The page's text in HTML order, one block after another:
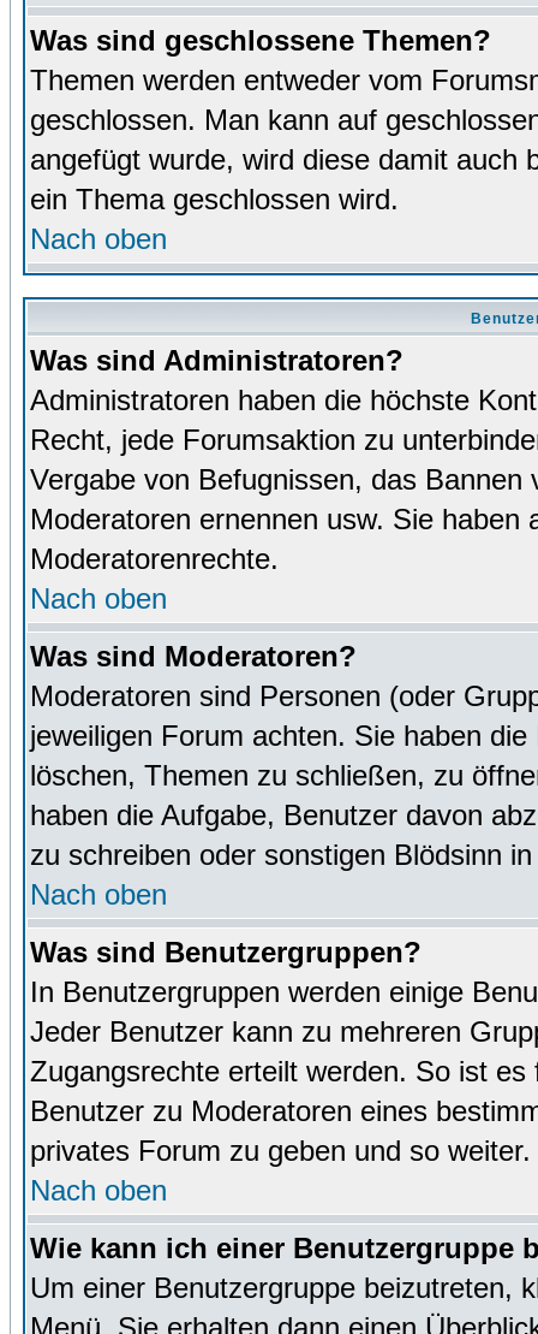
Was sind geschlossene Themen?
Themen werden entweder vom
geschlossen. Man kann auf
angefügt wurde, wird diese damit auch
ein Thema geschlossen wird.
Nach oben
Was sind Administratoren?
Administratoren haben die höchste
Recht, jede Forumsaktion zu
Vergabe von Befugnissen, das
Moderatoren ernennen usw. Sie
Moderatorenrechte.
Nach oben
Was sind Moderatoren?
Moderatoren sind Personen (oder
jeweiligen Forum achten. Sie haben
löschen, Themen zu schließen, zu
haben die Aufgabe, Benutzer davon
zu schreiben oder sonstigen Blödsinn
Nach oben
Was sind Benutzergruppen?
In Benutzergruppen werden einige
Jeder Benutzer kann zu mehreren
Zugangsrechte erteilt werden. So ist
Benutzer zu Moderatoren eines
privates Forum zu geben und so weiter.
Nach oben
Wie kann ich einer Benutzergruppe
Um einer Benutzergruppe beizutreten,
Menü. Sie erhalten dann einen